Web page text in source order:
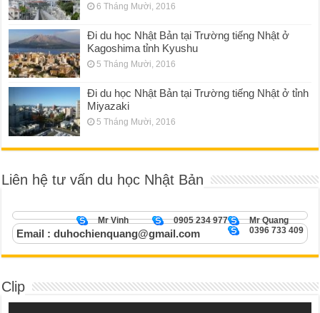
6 Tháng Mười, 2016
Đi du học Nhật Bản tại Trường tiếng Nhật ở
Kagoshima tỉnh Kyushu
5 Tháng Mười, 2016
Đi du học Nhật Bản tại Trường tiếng Nhật ở tỉnh
Miyazaki
5 Tháng Mười, 2016
Liên hệ tư vấn du học Nhật Bản
Mr Quang
0905 234 977
Mr Vinh
0396 733 409
Email : duhochienquang@gmail.com
Clip